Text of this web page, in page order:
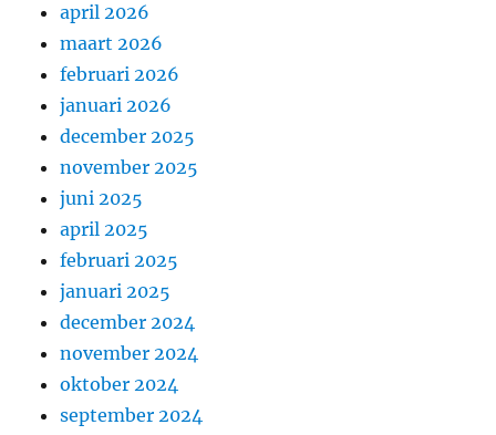
april 2026
maart 2026
februari 2026
januari 2026
december 2025
november 2025
juni 2025
april 2025
februari 2025
januari 2025
december 2024
november 2024
oktober 2024
september 2024